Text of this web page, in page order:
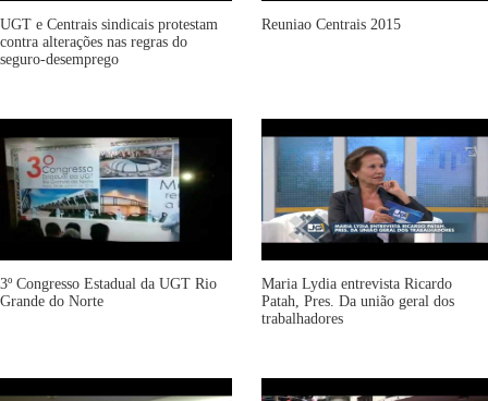
UGT e Centrais sindicais protestam
contra alterações nas regras do
seguro-desemprego
Reuniao Centrais 2015
3º Congresso Estadual da UGT Rio
Grande do Norte
Maria Lydia entrevista Ricardo
Patah, Pres. Da união geral dos
trabalhadores